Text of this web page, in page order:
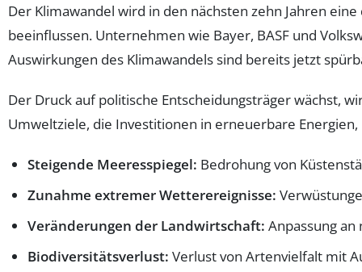
Der Klimawandel wird in den nächsten zehn Jahren
beeinflussen. Unternehmen wie Bayer, BASF und
Auswirkungen des Klimawandels sind bereits jetzt
Der Druck auf politische Entscheidungsträger wächst,
Umweltziele, die Investitionen in erneuerbare
Steigende Meeresspiegel: Bedrohung von
Zunahme extremer Wetterereignisse:
Veränderungen der Landwirtschaft: Anpassung
Biodiversitätsverlust: Verlust von Artenvielfalt mit